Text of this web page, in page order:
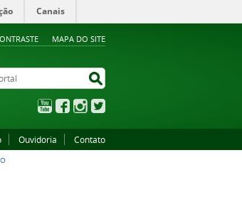
MAPA DO SITE
Canais
YouTubeFacebookInstagram
Ouvidoria Contato